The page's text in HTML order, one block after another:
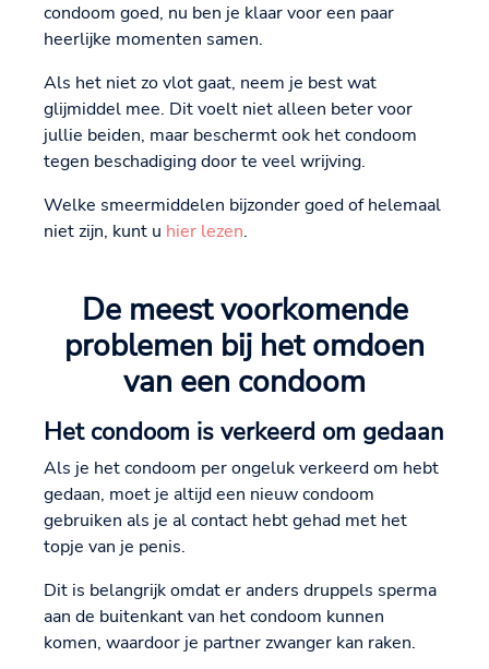
condoom goed, nu ben je klaar voor een paar
heerlijke momenten samen.
Als het niet zo vlot gaat, neem je best wat
glijmiddel mee. Dit voelt niet alleen beter voor
jullie beiden, maar beschermt ook het condoom
tegen beschadiging door te veel wrijving.
Welke smeermiddelen bijzonder goed of helemaal
niet zijn, kunt u hier lezen.
De meest voorkomende
problemen bij het omdoen
van een condoom
Het condoom is verkeerd om gedaan
Als je het condoom per ongeluk verkeerd om hebt
gedaan, moet je altijd een nieuw condoom
gebruiken als je al contact hebt gehad met het
topje van je penis.
Dit is belangrijk omdat er anders druppels sperma
aan de buitenkant van het condoom kunnen
komen, waardoor je partner zwanger kan raken.